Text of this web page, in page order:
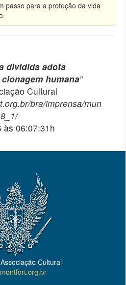
passo para a proteção da vida
dividida adota
humana"
Cultural
bra/imprensa/mun
às 06:07:31h
Cultural